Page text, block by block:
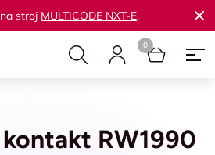
stroj MULTICODE NXT-E.
RW1990